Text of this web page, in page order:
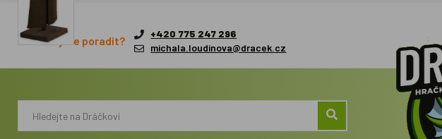
Potřebujete poradit?
+420 775 247 296
michala.loudinova@dracek.cz